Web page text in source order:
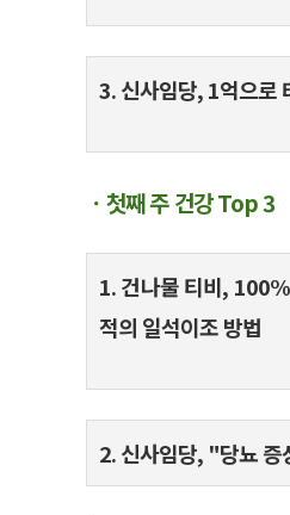
3. 신사임당, 1억으로
ㆍ첫째 주 건강 Top 3
1. 건나물 티비,
적의 일석이조 방법
2. 신사임당, "당뇨 증